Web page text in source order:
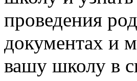
проведения
документах и
вашу школу в